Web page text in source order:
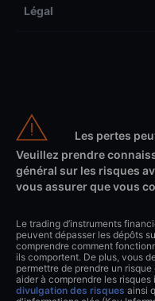
Légal
Les pertes
Veuillez prendre
général sur les risques
vous assurer que vous
Le trading d’instruments
peuvent dépasser les dépôts
comprendre comment
ils comportent. De plus, vous
permettre de prendre un
aider à comprendre les
divulgation des risques ainsi